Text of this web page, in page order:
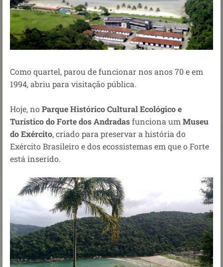
Como quartel, parou de funcionar nos anos 70 e em
1994, abriu para visitação pública.
Hoje, noParque Histórico Cultural Ecológico e
Turístico do Forte dos Andradasfunciona um Museu
do Exército, criado para preservar a história do
Exército Brasileiro e dos ecossistemas em que o Forte
está inserido.